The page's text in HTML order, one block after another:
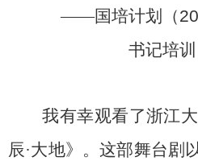
——国培计划（
书记培
我有幸观看了浙江
辰·大地》。这部舞台剧